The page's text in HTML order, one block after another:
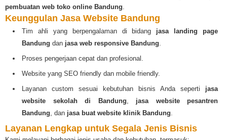
pembuatan web toko online Bandung.
Keunggulan Jasa Website Bandung
Tim ahli yang berpengalaman di bidang jasa landing page
Bandung dan jasa web responsive Bandung.
Proses pengerjaan cepat dan profesional.
Website yang SEO friendly dan mobile friendly.
Layanan custom sesuai kebutuhan bisnis Anda seperti jasa
website sekolah di Bandung, jasa website pesantren
Bandung, dan jasa buat website klinik Bandung.
Layanan Lengkap untuk Segala Jenis Bisnis